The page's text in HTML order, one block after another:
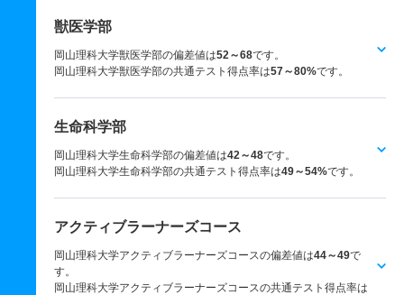
獣医学部
岡山理科大学獣医学部の偏差値は52～68です。
岡山理科大学獣医学部の共通テスト得点率は57～80%です。
生命科学部
岡山理科大学生命科学部の偏差値は42～48です。
岡山理科大学生命科学部の共通テスト得点率は49～54%です。
アクティブラーナーズコース
岡山理科大学アクティブラーナーズコースの偏差値は44～49で
す。
岡山理科大学アクティブラーナーズコースの共通テスト得点率は